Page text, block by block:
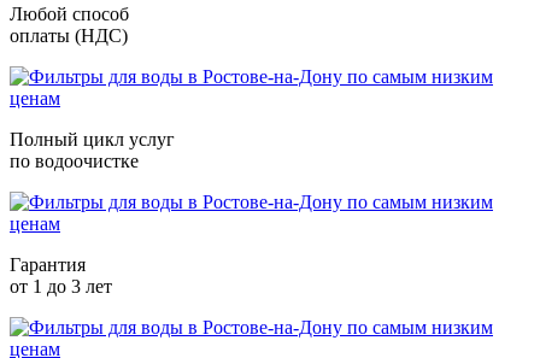
Любой способ
оплаты (НДС)
Полный цикл услуг
по водоочистке
Гарантия
от 1 до 3 лет